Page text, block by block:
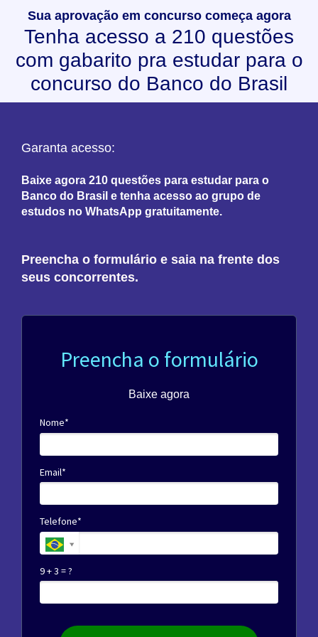
Sua aprovação em concurso começa agora
Tenha acesso a 210 questões
com gabarito pra estudar para o
concurso do Banco do Brasil
Garanta acesso:
Baixe agora 210 questões para estudar para o
Banco do Brasil e tenha acesso ao grupo de
estudos no WhatsApp gratuitamente.
Preencha o formulário e saia na frente dos
seus concorrentes.
Preencha o formulário
Baixe agora
Nome*
Email*
Telefone*
9 + 3 = ?